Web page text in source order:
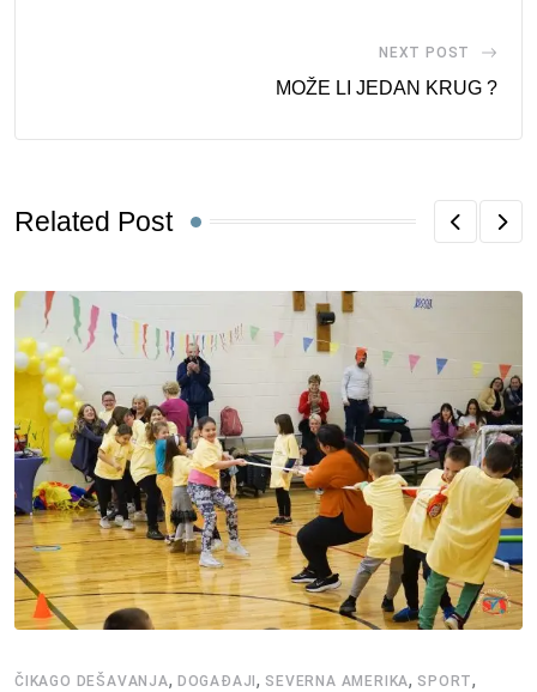
NEXT POST
MOŽE LI JEDAN KRUG ?
Related Post
ČIKAGO DEŠAVANJA, DOGAĐAJI, SEVERNA AMERIKA, SPORT,